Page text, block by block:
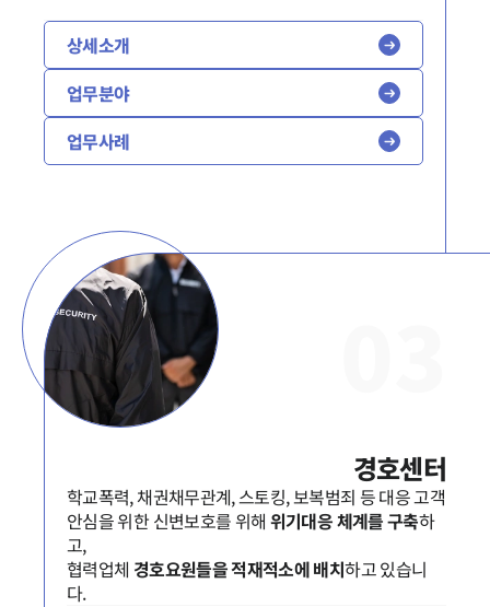
상세소개
업무분야
업무사례
경호센터
학교폭력, 채권채무관계, 스토킹, 보복범죄 등 대응 고객
안심을 위한 신변보호를 위해 위기대응 체계를 구축하
고,
협력업체 경호요원들을 적재적소에 배치하고 있습니
다.